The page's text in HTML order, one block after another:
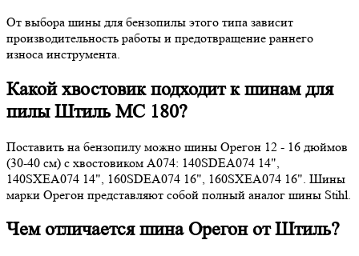
От выбора шины для бензопилы этого типа зависит
производительность работы и предотвращение раннего
износа инструмента.
Какой хвостовик подходит к шинам для
пилы Штиль МС 180?
Поставить на бензопилу можно шины Орегон 12 - 16 дюймов
(30-40 см) с хвостовиком A074: 140SDEA074 14",
140SXEA074 14", 160SDEA074 16", 160SXEA074 16". Шины
марки Орегон представляют собой полный аналог шины Stihl.
Чем отличается шина Орегон от Штиль?